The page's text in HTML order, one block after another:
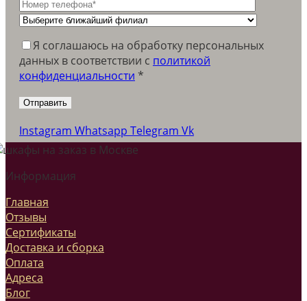
Я соглашаюсь на обработку персональных
данных в соответствии c политикой
конфиденциальности *
Instagram Whatsapp Telegram Vk
Информация
Главная
Отзывы
Сертификаты
Доставка и сборка
Оплата
Адреса
Блог